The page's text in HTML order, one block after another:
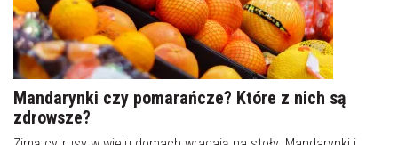
Mandarynki czy pomarańcze? Które z nich są
zdrowsze?